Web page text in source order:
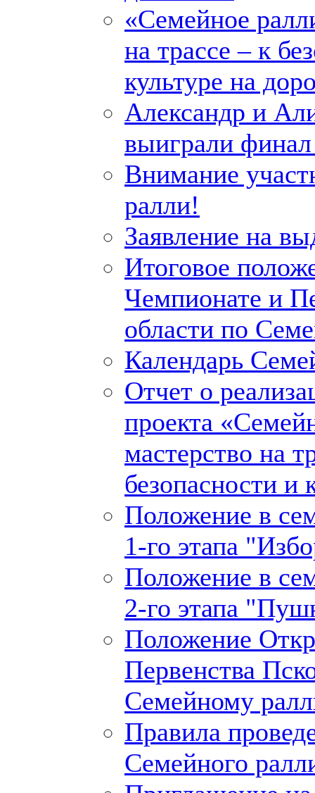
«Семейное
на трассе – к
культуре на
Александр и
выиграли
Внимание
ралли!
Заявление на
Итоговое
Чемпионате и
области по
Календарь
Отчет о
проекта
мастерство на
безопасности и
Положение в
1-го этапа
Положение в
2-го этапа
Положение
Первенства
Семейному
Правила
Cемейного